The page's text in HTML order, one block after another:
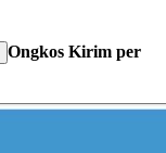
Ongkos Kirim per